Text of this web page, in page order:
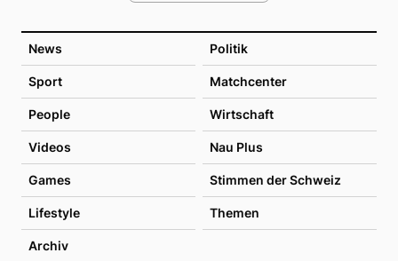
News Politik
Sport Matchcenter
People Wirtschaft
Videos Nau Plus
Games Stimmen der Schweiz
Lifestyle Themen
Archiv